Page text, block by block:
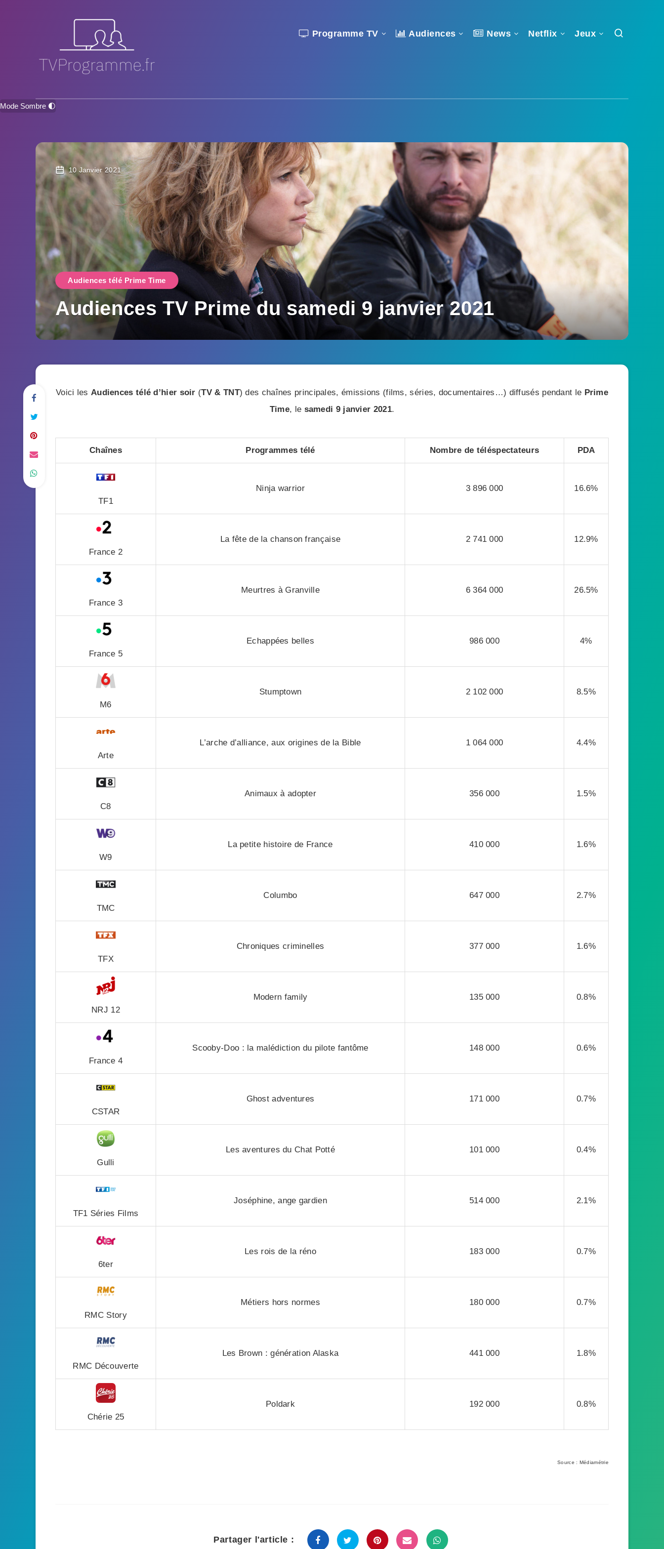
Programme TV Audiences News Netflix Jeux
Mode Sombre 🌓
10 Janvier 2021
Audiences télé Prime Time
Audiences TV Prime du samedi 9 janvier 2021
Voici les Audiences télé d’hier soir (TV & TNT) des chaînes principales, émissions (films, séries, documentaires…) diffusés pendant le Prime
Time, le samedi 9 janvier 2021.
Chaînes Programmes télé Nombre de téléspectateurs PDA
TF1
Ninja warrior 3 896 000 16.6%
France 2
La fête de la chanson française 2 741 000 12.9%
France 3
Meurtres à Granville 6 364 000 26.5%
France 5
Echappées belles 986 000 4%
M6
Stumptown 2 102 000 8.5%
Arte
L’arche d’alliance, aux origines de la Bible 1 064 000 4.4%
C8
Animaux à adopter 356 000 1.5%
W9
La petite histoire de France 410 000 1.6%
TMC
Columbo 647 000 2.7%
TFX
Chroniques criminelles 377 000 1.6%
NRJ 12
Modern family 135 000 0.8%
France 4
Scooby-Doo : la malédiction du pilote fantôme 148 000 0.6%
CSTAR
Ghost adventures 171 000 0.7%
Gulli
Les aventures du Chat Potté 101 000 0.4%
TF1 Séries Films
Joséphine, ange gardien 514 000 2.1%
6ter
Les rois de la réno 183 000 0.7%
RMC Story
Métiers hors normes 180 000 0.7%
RMC Découverte
Les Brown : génération Alaska 441 000 1.8%
Chérie 25
Poldark 192 000 0.8%
Source : Médiamétrie
Partager l'article :